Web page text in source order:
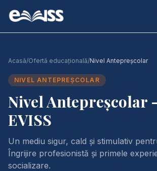
Acasă/Ofertă educațională/Nivel Antepreșcolar
NIVEL ANTEPREȘCOLAR
Nivel Antepreșcolar
EVISS
Un mediu sigur, cald și stimulativ
Îngrijire profesionistă și primele
socializare.